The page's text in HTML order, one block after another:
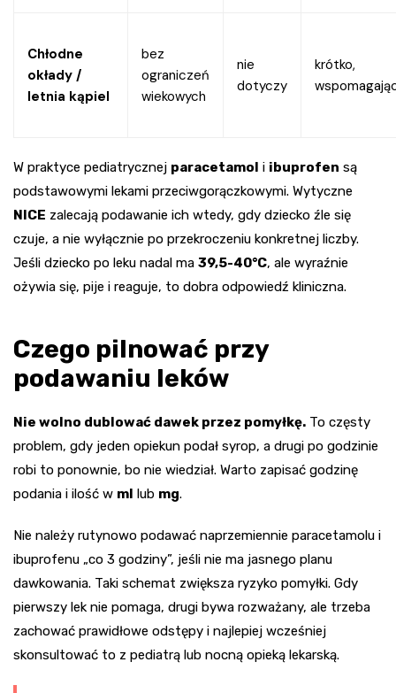
Chłodne
okłady /
letnia kąpiel
bez
ograniczeń
wiekowych
nie
dotyczy
krótko,
W praktyce pediatrycznej paracetamol i ibuprofen są
podstawowymi lekami przeciwgorączkowymi. Wytyczne
NICE zalecają podawanie ich wtedy, gdy dziecko źle się
czuje, a nie wyłącznie po przekroczeniu konkretnej liczby.
Jeśli dziecko po leku nadal ma 39,5-40°C, ale wyraźnie
ożywia się, pije i reaguje, to dobra odpowiedź kliniczna.
Czego pilnować przy
podawaniu leków
Nie wolno dublować dawek przez pomyłkę. To częsty
problem, gdy jeden opiekun podał syrop, a drugi po godzinie
robi to ponownie, bo nie wiedział. Warto zapisać godzinę
podania i ilość w ml lub mg.
Nie należy rutynowo podawać naprzemiennie paracetamolu i
ibuprofenu „co 3 godziny”, jeśli nie ma jasnego planu
dawkowania. Taki schemat zwiększa ryzyko pomyłki. Gdy
pierwszy lek nie pomaga, drugi bywa rozważany, ale trzeba
zachować prawidłowe odstępy i najlepiej wcześniej
skonsultować to z pediatrą lub nocną opieką lekarską.